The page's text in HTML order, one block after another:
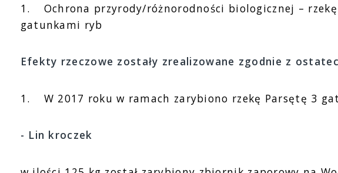
1.
Ochrona przyrody/różnorodności biologicznej –
gatunkami ryb
Efekty rzeczowe zostały zrealizowane zgodnie z
1. W 2017 roku w ramach zarybiono rzekę Parsętę 3
- Lin kroczek